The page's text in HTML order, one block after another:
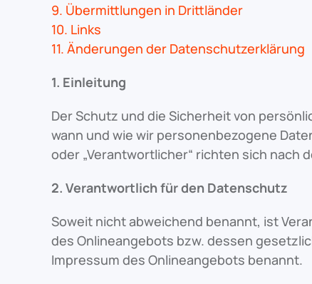
9. Übermittlungen in Drittländer
10. Links
11. Änderungen der Datenschutzerklärung
1. Einleitung
Der Schutz und die Sicherheit von
wann und wie wir personenbezogene
oder „Verantwortlicher“ richten sich nach
2. Verantwortlich für den Datenschutz
Soweit nicht abweichend benannt, ist
des Onlineangebots bzw. dessen
Impressum des Onlineangebots benannt.